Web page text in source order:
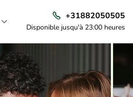
+31882050505
Disponible jusqu'à 23:00 heures